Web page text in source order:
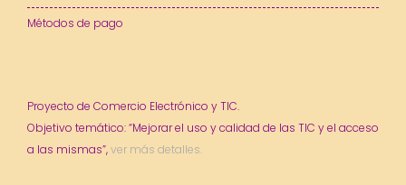
Métodos de pago
Proyecto de Comercio Electrónico y TIC.
Objetivo temático: “Mejorar el uso y calidad de las TIC y el acceso
a las mismas”,ver más detalles.